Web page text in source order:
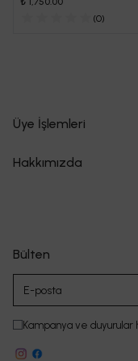
(0)
Üye İşlemleri
Hakkımızda
Bülten
Kampanya ve